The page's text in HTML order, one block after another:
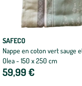
SAFECO
Nappe en coton vert sauge
Olea - 150 x 250 cm
59,99 €